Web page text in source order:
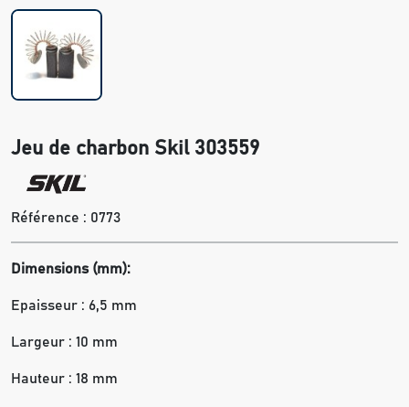
Jeu de charbon Skil 303559
Référence : 0773
Dimensions (mm):
Epaisseur : 6,5 mm
Largeur : 10 mm
Hauteur : 18 mm